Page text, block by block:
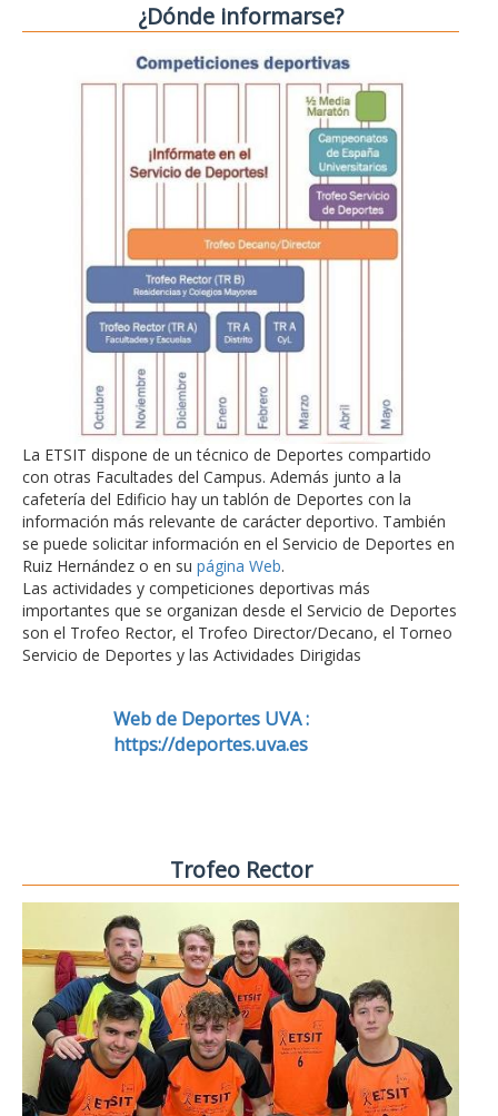
¿Dónde informarse?
La ETSIT dispone de un técnico de Deportes compartido
con otras Facultades del Campus. Además junto a la
cafetería del Edificio hay un tablón de Deportes con la
información más relevante de carácter deportivo. También
se puede solicitar información en el Servicio de Deportes en
Ruiz Hernández o en su página Web.
Las actividades y competiciones deportivas más
importantes que se organizan desde el Servicio de Deportes
son el Trofeo Rector, el Trofeo Director/Decano, el Torneo
Servicio de Deportes y las Actividades Dirigidas
Web de Deportes UVA :
https://deportes.uva.es
Trofeo Rector